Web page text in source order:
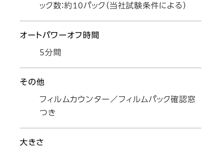
ック数：約10パック（当社試験条件による）
オートパワーオフ時間
5分間
その他
フィルムカウンター／フィルムパック確認窓
つき
大きさ